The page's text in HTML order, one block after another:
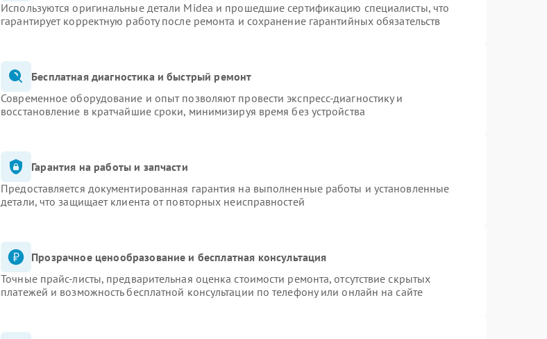
Используются оригинальные детали Midea и прошедшие сертификацию специалисты, что
гарантирует корректную работу после ремонта и сохранение гарантийных обязательств
Бесплатная диагностика и быстрый ремонт
Современное оборудование и опыт позволяют провести экспресс-диагностику и
восстановление в кратчайшие сроки, минимизируя время без устройства
Гарантия на работы и запчасти
Предоставляется документированная гарантия на выполненные работы и установленные
детали, что защищает клиента от повторных неисправностей
Прозрачное ценообразование и бесплатная консультация
Точные прайс-листы, предварительная оценка стоимости ремонта, отсутствие скрытых
платежей и возможность бесплатной консультации по телефону или онлайн на сайте